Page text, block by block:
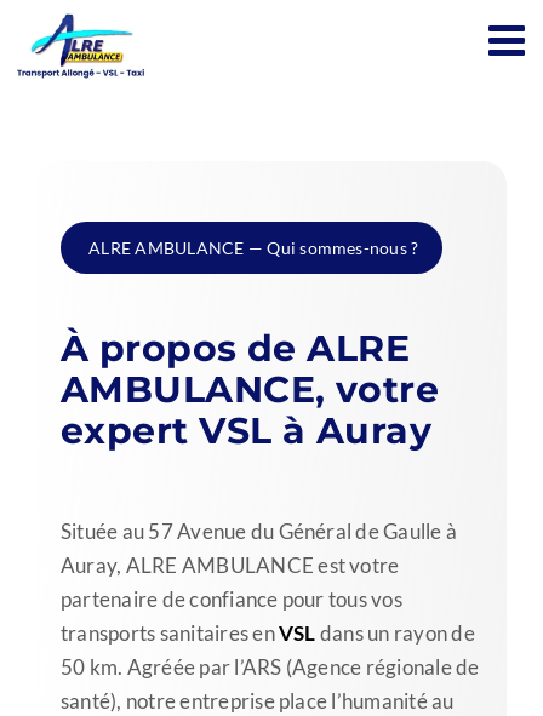
contenu
ALRE AMBULANCE — Qui sommes-nous ?
À propos de ALRE
AMBULANCE, votre
expert VSL à Auray
Située au 57 Avenue du Général de Gaulle à
Auray, ALRE AMBULANCE est votre
partenaire de confiance pour tous vos
transports sanitaires enVSLdans un rayon de
50 km. Agréée par l’ARS (Agence régionale de
santé), notre entreprise place l’humanité au